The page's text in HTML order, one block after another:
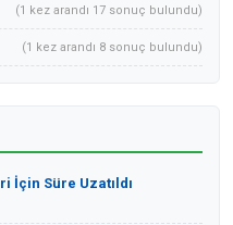
(1 kez arandı 17 sonuç bulundu)
(1 kez arandı 8 sonuç bulundu)
İçin Süre Uzatıldı